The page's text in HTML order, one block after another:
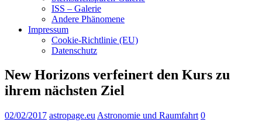
ISS – Galerie
Andere Phänomene
Impressum
Cookie-Richtlinie (EU)
Datenschutz
New Horizons verfeinert den Kurs zu
ihrem nächsten Ziel
02/02/2017 astropage.eu Astronomie und Raumfahrt 0